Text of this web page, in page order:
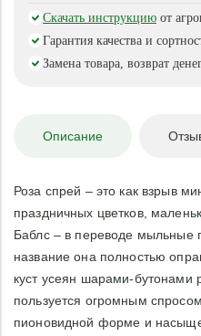
Скачать инструкцию от
Гарантия качества и
Замена товара, возврат
Описание
Роза спрей – это как взрыв
праздничных цветков,
Баблс – в переводе мыльные
название она полностью
куст усеян шарами-бутонами
пользуется огромным
пионовидной форме и